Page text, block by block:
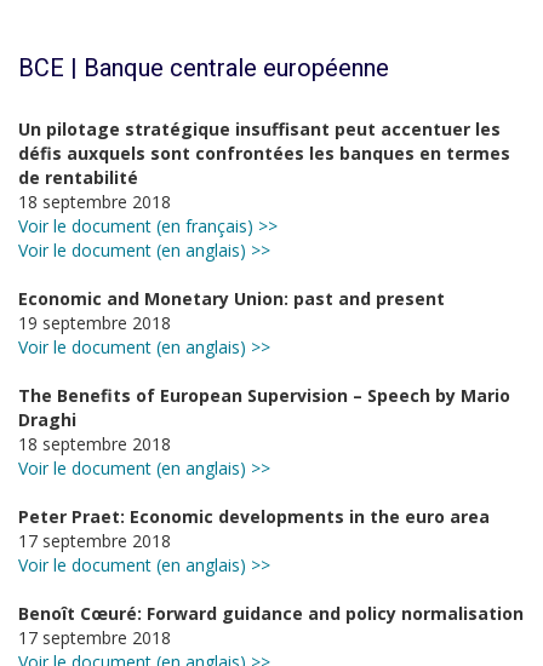
BCE | Banque centrale européenne
Un pilotage stratégique insuffisant peut accentuer les
défis auxquels sont confrontées les banques en termes
de rentabilité
18 septembre 2018
Voir le document (en français) >>
Voir le document (en anglais) >>
Economic and Monetary Union: past and present
19 septembre 2018
Voir le document (en anglais) >>
The Benefits of European Supervision – Speech by Mario
Draghi
18 septembre 2018
Voir le document (en anglais) >>
Peter Praet: Economic developments in the euro area
17 septembre 2018
Voir le document (en anglais) >>
Benoît Cœuré: Forward guidance and policy normalisation
17 septembre 2018